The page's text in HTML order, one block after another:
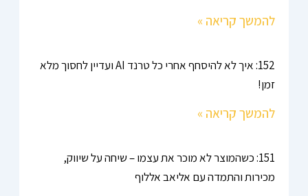
להמשך קריאה »
152: איך לא להיסחף אחרי כל טרנד AI ועדיין לחסוך מלא
זמן!
להמשך קריאה »
151: כשהמוצר לא מוכר את עצמו – שיחה על שיווק,
מכירות והתמדה עם אליאב אללוף